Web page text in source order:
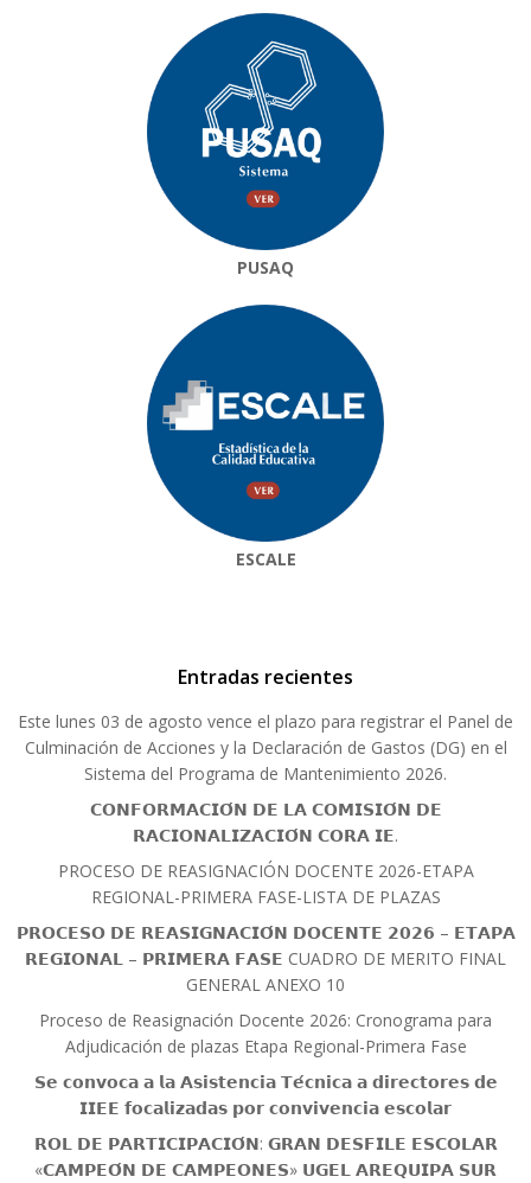
PUSAQ
ESCALE
Entradas recientes
Este lunes 03 de agosto vence el plazo para registrar el Panel de
Culminación de Acciones y la Declaración de Gastos (DG) en el
Sistema del Programa de Mantenimiento 2026.
𝗖𝗢𝗡𝗙𝗢𝗥𝗠𝗔𝗖𝗜𝗢́𝗡 𝗗𝗘 𝗟𝗔 𝗖𝗢𝗠𝗜𝗦𝗜𝗢́𝗡 𝗗𝗘
𝗥𝗔𝗖𝗜𝗢𝗡𝗔𝗟𝗜𝗭𝗔𝗖𝗜𝗢́𝗡 𝗖𝗢𝗥𝗔 𝗜𝗘.
PROCESO DE REASIGNACIÓN DOCENTE 2026-ETAPA
REGIONAL-PRIMERA FASE-LISTA DE PLAZAS
𝗣𝗥𝗢𝗖𝗘𝗦𝗢 𝗗𝗘 𝗥𝗘𝗔𝗦𝗜𝗚𝗡𝗔𝗖𝗜𝗢́𝗡 𝗗𝗢𝗖𝗘𝗡𝗧𝗘 𝟮𝟬𝟮𝟲 – 𝗘𝗧𝗔𝗣𝗔
𝗥𝗘𝗚𝗜𝗢𝗡𝗔𝗟 – 𝗣𝗥𝗜𝗠𝗘𝗥𝗔 𝗙𝗔𝗦𝗘 CUADRO DE MERITO FINAL
GENERAL ANEXO 10
Proceso de Reasignación Docente 2026: Cronograma para
Adjudicación de plazas Etapa Regional-Primera Fase
𝗦𝗲 𝗰𝗼𝗻𝘃𝗼𝗰𝗮 𝗮 𝗹𝗮 𝗔𝘀𝗶𝘀𝘁𝗲𝗻𝗰𝗶𝗮 𝗧𝗲́𝗰𝗻𝗶𝗰𝗮 𝗮 𝗱𝗶𝗿𝗲𝗰𝘁𝗼𝗿𝗲𝘀 𝗱𝗲
𝗜𝗜𝗘𝗘 𝗳𝗼𝗰𝗮𝗹𝗶𝘇𝗮𝗱𝗮𝘀 𝗽𝗼𝗿 𝗰𝗼𝗻𝘃𝗶𝘃𝗲𝗻𝗰𝗶𝗮 𝗲𝘀𝗰𝗼𝗹𝗮𝗿
𝗥𝗢𝗟 𝗗𝗘 𝗣𝗔𝗥𝗧𝗜𝗖𝗜𝗣𝗔𝗖𝗜𝗢́𝗡: 𝗚𝗥𝗔𝗡 𝗗𝗘𝗦𝗙𝗜𝗟𝗘 𝗘𝗦𝗖𝗢𝗟𝗔𝗥
«𝗖𝗔𝗠𝗣𝗘𝗢́𝗡 𝗗𝗘 𝗖𝗔𝗠𝗣𝗘𝗢𝗡𝗘𝗦» 𝗨𝗚𝗘𝗟 𝗔𝗥𝗘𝗤𝗨𝗜𝗣𝗔 𝗦𝗨𝗥